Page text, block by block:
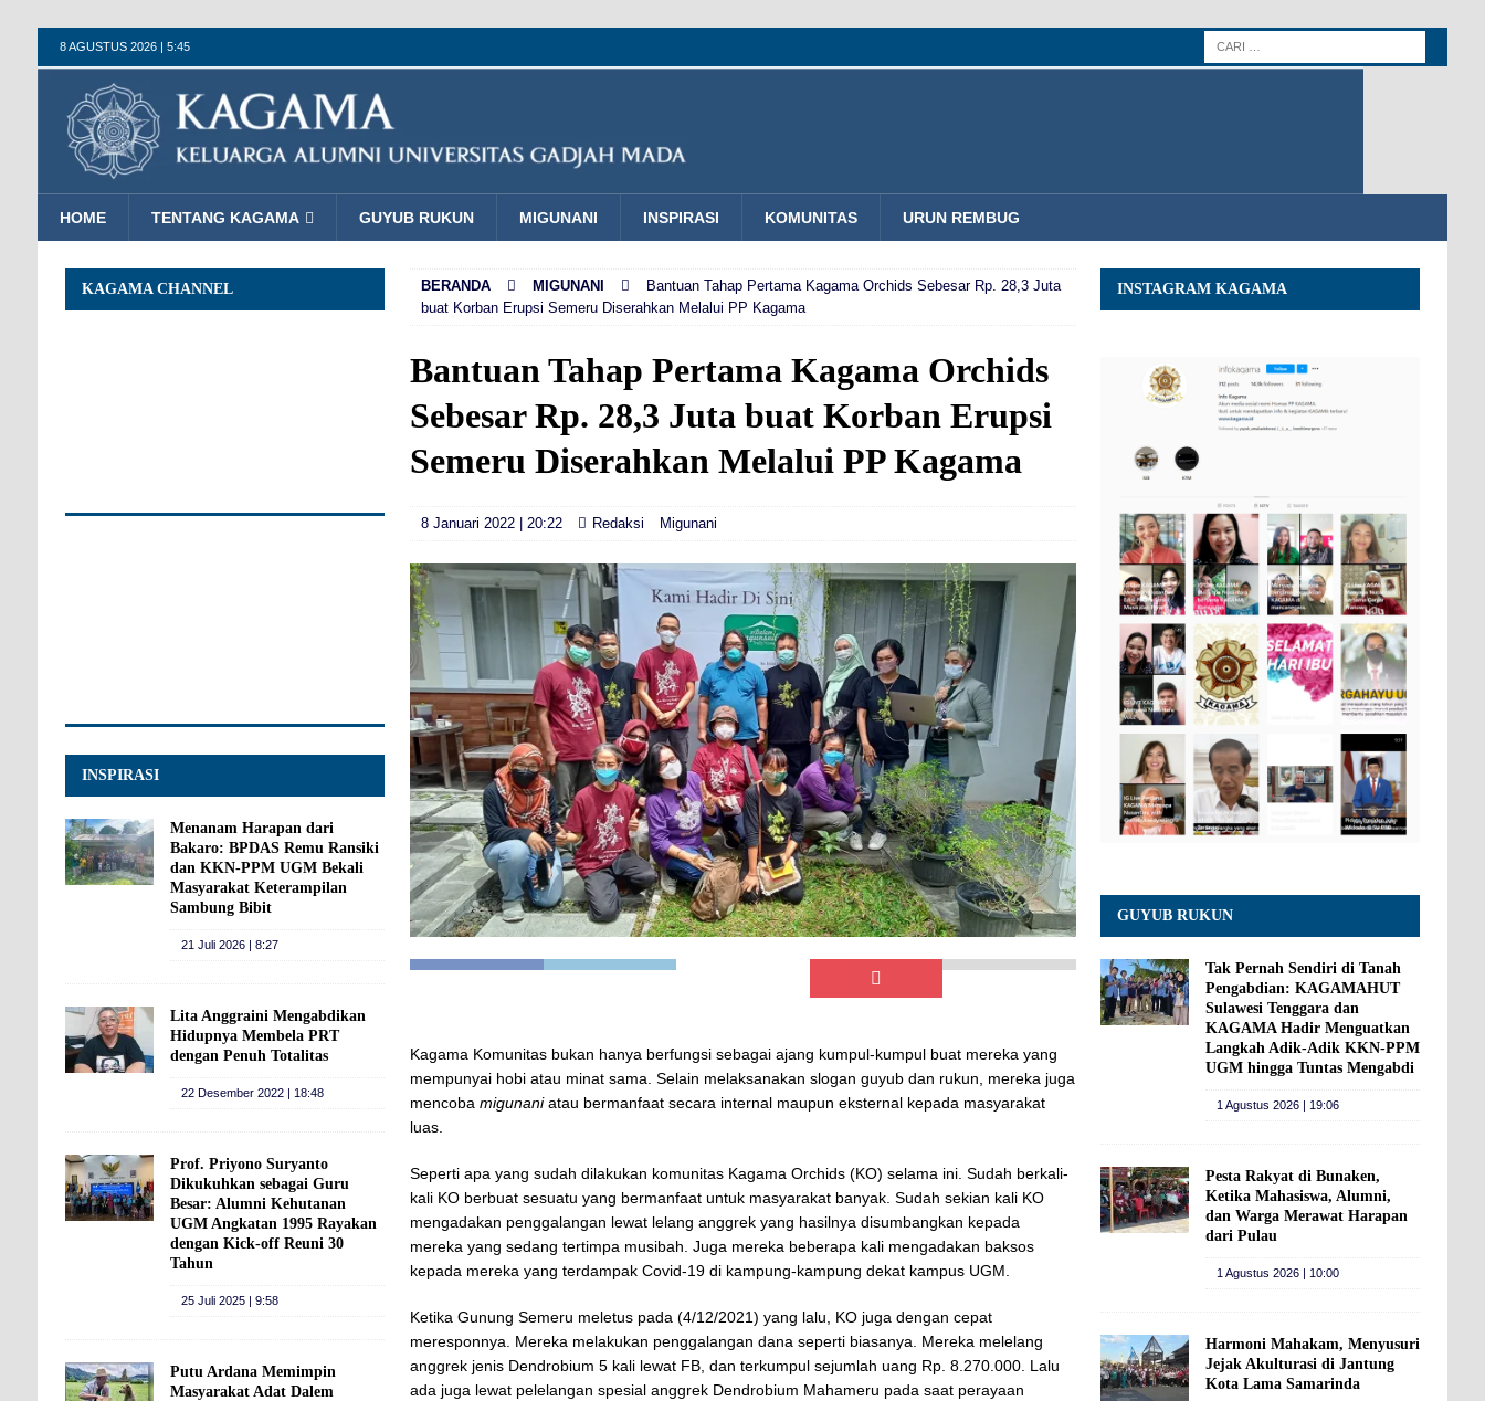
8 AGUSTUS 2026 | 5:45
HOME TENTANG KAGAMA GUYUB RUKUN MIGUNANI INSPIRASI KOMUNITAS URUN REMBUG
BERANDA MIGUNANI
Bantuan Tahap Pertama Kagama Orchids Sebesar Rp. 28,3 Juta
buat Korban Erupsi Semeru Diserahkan Melalui PP Kagama
Bantuan Tahap Pertama Kagama Orchids
Sebesar Rp. 28,3 Juta buat Korban Erupsi
Semeru Diserahkan Melalui PP Kagama
8 Januari 2022 | 20:22 Redaksi Migunani
Kagama Komunitas bukan hanya berfungsi sebagai ajang kumpul-kumpul buat mereka yang
mempunyai hobi atau minat sama. Selain melaksanakan slogan guyub dan rukun, mereka juga
mencobamigunaniatau bermanfaat secara internal maupun eksternal kepada masyarakat
luas.
Seperti apa yang sudah dilakukan komunitas Kagama Orchids (KO) selama ini. Sudah berkali-
kali KO berbuat sesuatu yang bermanfaat untuk masyarakat banyak. Sudah sekian kali KO
mengadakan penggalangan lewat lelang anggrek yang hasilnya disumbangkan kepada
mereka yang sedang tertimpa musibah. Juga mereka beberapa kali mengadakan baksos
kepada mereka yang terdampak Covid-19 di kampung-kampung dekat kampus UGM.
Ketika Gunung Semeru meletus pada (4/12/2021) yang lalu, KO juga dengan cepat
meresponnya. Mereka melakukan penggalangan dana seperti biasanya. Mereka melelang
anggrek jenis Dendrobium 5 kali lewat FB, dan terkumpul sejumlah uang Rp. 8.270.000. Lalu
ada juga lewat pelelangan spesial anggrek Dendrobium Mahameru pada saat perayaan
KAGAMA CHANNEL
INSPIRASI
Menanam Harapan dari
Bakaro: BPDAS Remu Ransiki
dan KKN-PPM UGM Bekali
Masyarakat Keterampilan
Sambung Bibit
21 Juli 2026 | 8:27
Lita Anggraini Mengabdikan
Hidupnya Membela PRT
dengan Penuh Totalitas
22 Desember 2022 | 18:48
Prof. Priyono Suryanto
Dikukuhkan sebagai Guru
Besar: Alumni Kehutanan
UGM Angkatan 1995 Rayakan
dengan Kick-off Reuni 30
Tahun
25 Juli 2025 | 9:58
Putu Ardana Memimpin
Masyarakat Adat Dalem
INSTAGRAM KAGAMA
GUYUB RUKUN
Tak Pernah Sendiri di Tanah
Pengabdian: KAGAMAHUT
Sulawesi Tenggara dan
KAGAMA Hadir Menguatkan
Langkah Adik-Adik KKN-PPM
UGM hingga Tuntas Mengabdi
1 Agustus 2026 | 19:06
Pesta Rakyat di Bunaken,
Ketika Mahasiswa, Alumni,
dan Warga Merawat Harapan
dari Pulau
1 Agustus 2026 | 10:00
Harmoni Mahakam, Menyusuri
Jejak Akulturasi di Jantung
Kota Lama Samarinda